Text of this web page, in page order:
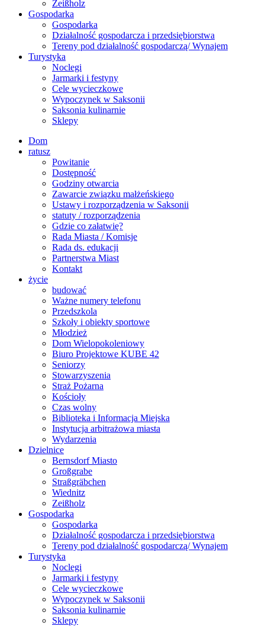
Zeißholz
Gospodarka
Gospodarka
Działalność gospodarcza i przedsiębiorstwa
Tereny pod działalność gospodarczą/ Wynajem
Turystyka
Noclegi
Jarmarki i festyny
Cele wycieczkowe
Wypoczynek w Saksonii
Saksonia kulinarnie
Sklepy
Dom
ratusz
Powitanie
Dostępność
Godziny otwarcia
Zawarcie związku małżeńskiego
Ustawy i rozporządzenia w Saksonii
statuty / rozporządzenia
Gdzie co załatwię?
Rada Miasta / Komisje
Rada ds. edukacji
Partnerstwa Miast
Kontakt
życie
budować
Ważne numery telefonu
Przedszkola
Szkoły i obiekty sportowe
Młodzież
Dom Wielopokoleniowy
Biuro Projektowe KUBE 42
Seniorzy
Stowarzyszenia
Straż Pożarna
Kościoły
Czas wolny
Biblioteka i Informacja Miejska
Instytucja arbitrażowa miasta
Wydarzenia
Dzielnice
Bernsdorf Miasto
Großgrabe
Straßgräbchen
Wiednitz
Zeißholz
Gospodarka
Gospodarka
Działalność gospodarcza i przedsiębiorstwa
Tereny pod działalność gospodarczą/ Wynajem
Turystyka
Noclegi
Jarmarki i festyny
Cele wycieczkowe
Wypoczynek w Saksonii
Saksonia kulinarnie
Sklepy